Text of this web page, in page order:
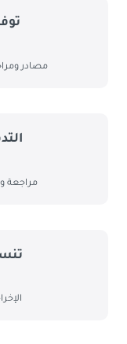
ﻣﺼﺎدر
ﻣﺮاﺟﻌﺔ